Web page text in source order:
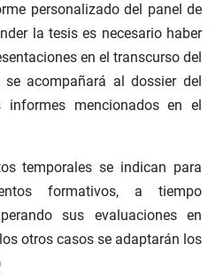
personalizado del panel de
la tesis es necesario haber
en el transcurso del
acompañará al dossier del
mencionados en el
temporales se indican para
formativos, a tiempo
sus evaluaciones en
otros casos se adaptarán los